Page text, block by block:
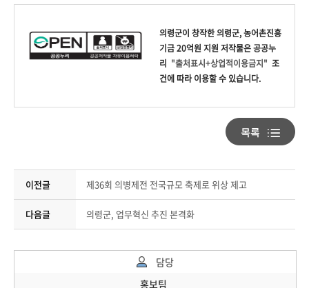
의령군이 창작한의령군, 농어촌진흥
기금 20억원 지원저작물은 공공누
리 "출처표시+상업적이용금지" 조
건에 따라 이용할 수 있습니다.
이전글 제36회 의병제전 전국규모 축제로 위상 제고
다음글 의령군, 업무혁신 추진 본격화
담당
홍보팀